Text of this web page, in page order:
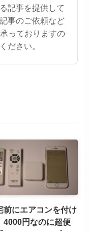
記事を提供して
事のご依頼など
っておりますの
ださい。
前にエアコンを付け
4000円なのに超便